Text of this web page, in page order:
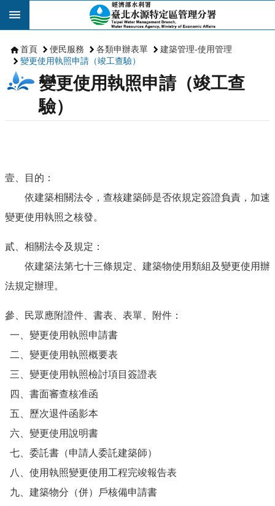
跳到主要內容區塊
首頁 便民服務 各類申辦表單
建築管理-使用管理
變更使用執照申請（竣工查驗）
變更使用執照申請（竣工查
驗）
壹、目的：
依建築相關法令，查核建築師是否依規定簽證負責，加速
變更使用執照之核發。
貳、相關法令及規定：
依建築法第七十三條規定、建築物使用類組及變更使用辦
法規定辦理。
參、民眾應附證件、書表、表單、附件：
一、變更使用執照申請書
二、變更使用執照概要表
三、變更使用執照檢討項目簽證表
四、書面審查核准函
五、歷次退件函影本
六、變更使用說明書
七、委託書（申請人委託建築師）
八、使用執照變更使用工程完竣報告表
九、建築物分（併）戶核備申請書